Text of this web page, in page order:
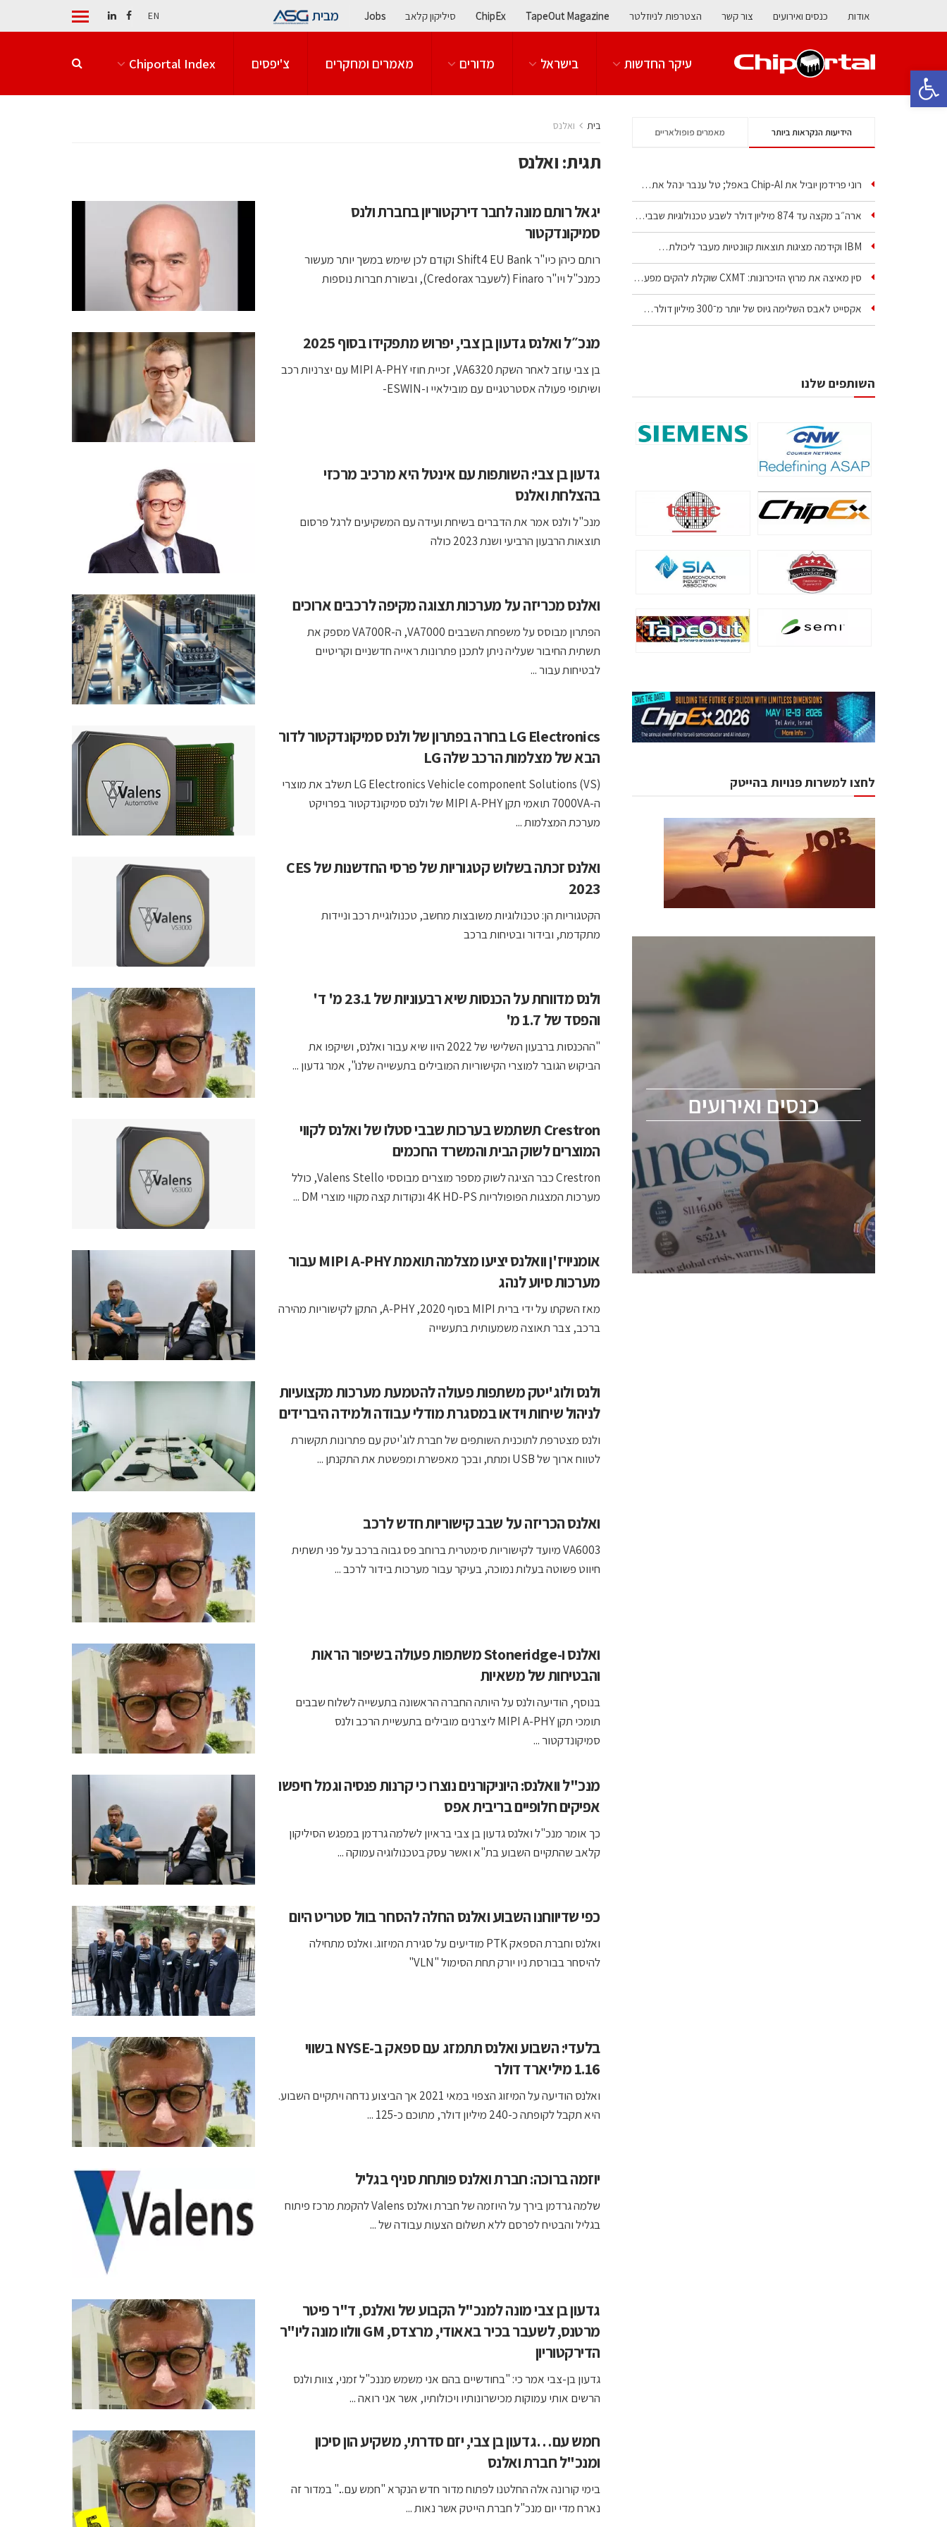
פתח סרגל נגישות
אודות כנסים ואירועים צור קשר הצטרפות לניוזלטר TapeOut Magazine
ChipEx סיליקון קלאב Jobs מבית EN
עיקר החדשות בישראל מדורים מאמרים ומחקרים צ'יפסים Chiportal Index
בית ואלנס
תגית: ואלנס
יגאל רותם מונה לחבר דירקטוריון בחברת ולנס
סמיקונדקטור
רותם כיהן כיו"ר Shift4 EU Bank וקודם לכן שימש במשך יותר מעשור
כמנכ"ל ויו"ר Finaro (לשעבר Credorax), ובשורת חברות נוספות
מנכ״ל ואלנס גדעון בן צבי, יפרוש מתפקידו בסוף 2025
בן צבי עוזב לאחר השקת VA6320, זכיית חוזי MIPI A-PHY עם יצרניות רכב
ושיתופי פעולה אסטרטגיים עם מובילאיי ו-ESWIN-
גדעון בן צבי: השותפות עם אינטל היא מרכיב מרכזי
בהצלחת ואלנס
מנכ"ל ולנס אמר את הדברים בשיחת ועידה עם המשקיעים לרגל פרסום
תוצאות הרבעון הרביעי ושנת 2023 כולה
ואלנס מכריזה על מערכות תצוגה מקיפה לרכבים ארוכים
הפתרון מבוסס על משפחת השבבים VA7000, ה-VA700R מספק את
תשתית החיבור שעליה ניתן לתכנן פתרונות ראייה חדשניים וקריטיים
לבטיחות עבור ...
LG Electronics בחרה בפתרון של ולנס סמיקונדקטור לדור
הבא של מצלמות הרכב שלה LG
LG Electronics Vehicle component Solutions (VS) תשלב את מוצרי
ה-7000VA תואמי תקן MIPI A-PHY של ולנס סמיקונדקטור בפרויקט
מערכת המצלמות ...
ואלנס זכתה בשלוש קטגוריות של פרסי החדשנות של CES
2023
הקטגוריות הן: טכנולוגיות משובצות מחשב, טכנולוגיית רכב וניידות
מתקדמת, ובידור ובטיחות ברכב
ולנס מדווחת על הכנסות שיא רבעוניות של 23.1 מ' ד'
והפסד של 1.7 מ'
"ההכנסות ברבעון השלישי של 2022 היוו שיא עבור ואלנס, ושיקפו את
הביקוש הגובר למוצרי הקישוריות המובילים בתעשייה שלנו", אמר גדעון ...
Crestron תשתמש בערכות שבבי סטלו של ואלנס לקווי
המוצרים לשוק הבית והמשרד החכמים
Crestron כבר הציגה לשוק מספר מוצרים מבוססי Valens Stello, כולל
מערכות המצגות הפופולריות 4K HD-PS ונקודות קצה מקווי מוצרי DM ...
אומניויז'ן וואלנס יציעו מצלמה תואמת MIPI A-PHY עבור
מערכות סיוע לנהג
מאז השקתו על ידי ברית MIPI בסוף 2020, A-PHY, התקן לקישוריות מהירה
ברכב, צבר תאוצה משמעותית בתעשייה
ולנס ולוג'יטק משתפות פעולה להטמעת מערכות מקצועיות
לניהול שיחות וידאו במסגרת מודלי עבודה ולמידה היברידים
ולנס מצטרפת לתוכנית השותפים של חברת לוג'יטק עם פתרונות תקשורת
לטווח ארוך של USB ומתח, ובכך מאפשרת ומפשטת את התקנתן ...
ואלנס הכריזה על שבב קישוריות חדש לרכב
VA6003 מיועד לקישוריות סימטרית ברוחב פס גבוה ברכב על פני תשתית
חיווט פשוטה בעלות נמוכה, בעיקר עבור מערכות בידור לרכב ...
ואלנס ו-Stoneridge משתפות פעולה בשיפור הראות
והבטיחות של משאיות
בנוסף, הודיעה ולנס על היותה החברה הראשונה בתעשייה לשלוח שבבים
תומכי תקן MIPI A-PHY ליצרנים מובילים בתעשיית הרכב ולנס
סמיקונדקטור ...
מנכ"ל וואלנס: היוניקורנים נוצרו כי קרנות פנסיה וגמל חיפשו
אפיקים חלופיים בריבית אפס
כך אומר מנכ"ל ואלנס גדעון בן צבי בראיון לשלמה גרדמן במפגש הסיליקון
קלאב שהתקיים השבוע בת"א ואשר עסק בטכנולוגיה עמוקה ...
כפי שדיווחנו השבוע ואלנס החלה להסחר בוול סטריט היום
ואלנס וחברת הספאק PTK מודיעים על סגירת המיזוג. ואלנס מתחילה
להיסחר בבורסת ניו יורק תחת הסימול "VLN"
בלעדי: השבוע ואלנס תתמזג עם ספאק ב-NYSE בשווי
1.16 מיליארד דולר
ואלנס הודיעה על המיזוג הצפוי במאי 2021 אך הביצוע נדחה ויתקיים השבוע.
היא תקבל לקופתה כ-240 מיליון דולר, מתוכם כ-125 ...
יוזמה ברוכה: חברת ואלנס פותחת סניף בגליל
שלמה גרדמן בירך על היוזמה של חברת ואלנס Valens להקמת מרכז פיתוח
בגליל והבטיח לפרסם ללא תשלום הצעות עבודה של ...
גדעון בן צבי מונה למנכ"ל הקבוע של ואלנס, ד"ר פיטר
מרטנס, לשעבר בכיר באאודי, מרצדס, GM וולוו מונה ליו"ר
הדירקטוריון
גדעון בן-צבי אמר כי: "בחודשיים בהם אני משמש מננכ"ל זמני, צוות ולנס
הרשים אותי עמוקות מכישרונותיו ויכולותיו, אשר אני רואה ...
חמש עם…גדעון בן צבי, יזם סדרתי, משקיע הון סיכון
ומנכ"ל חברת ואלנס
בימי קורונה אלה החלטנו לפתוח מדור חדש הנקרא "חמש עם..." במדור זה
נארח מדי יום מנכ"ל חברת הייטק אשר נאות ...
הידיעות הנקראות ביותר מאמרים פופולאריים
רוני פרידמן יוביל את Chip‑AI באפל; טל ענבר ינהל את…
ארה״ב מקצה עד 874 מיליון דולר לשבע טכנולוגיות שבבים…
IBM וקידמה מציגות תוצאות קוונטיות מעבר ליכולת…
סין מאיצה את מרוץ הזיכרונות: CXMT שוקלת להקים מפעל…
אקסייט לאבס השלימה גיוס של יותר מ־300 מיליון דולר…
השותפים שלנו
לחצו למשרות פנויות בהייטק
כנסים ואירועים
כנסים ואירועים
הסמיקונדקטור כולל מהנדסים, מומחים מקצועיים
ChipEx2026 will be held on May 12-13,
2026. The conference is intended for
everyone involved in the semiconductor
industry, including engineers, professional
experts, and senior executives.
לחץ לפרטים